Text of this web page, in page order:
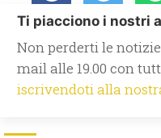
Ti piacciono i nostri
Non perderti le
mail alle 19.00 con
iscrivendoti alla